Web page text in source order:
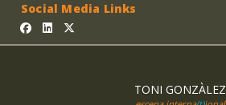
Social Media Links
TONI GONZÀLEZ